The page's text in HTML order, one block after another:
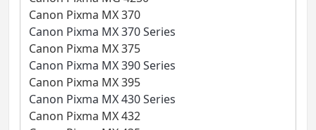
Canon Pixma MX 370
Canon Pixma MX 370 Series
Canon Pixma MX 375
Canon Pixma MX 390 Series
Canon Pixma MX 395
Canon Pixma MX 430 Series
Canon Pixma MX 432